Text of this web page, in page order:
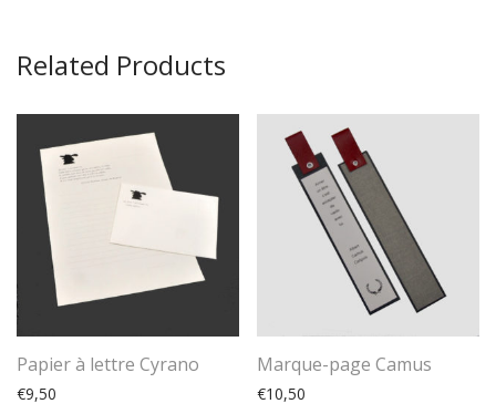
Related Products
Papier à lettre Cyrano
€9,50
Marque-page Camus
€10,50